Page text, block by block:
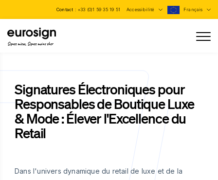
Contact : +33 (0)1 59 35 19 51 Accessibilité Français
Signez mieux, Signez moins cher
Signatures Électroniques pour
Responsables de Boutique Luxe
& Mode : Élever l'Excellence du
Retail
Dans l'univers dynamique du retail de luxe et de la